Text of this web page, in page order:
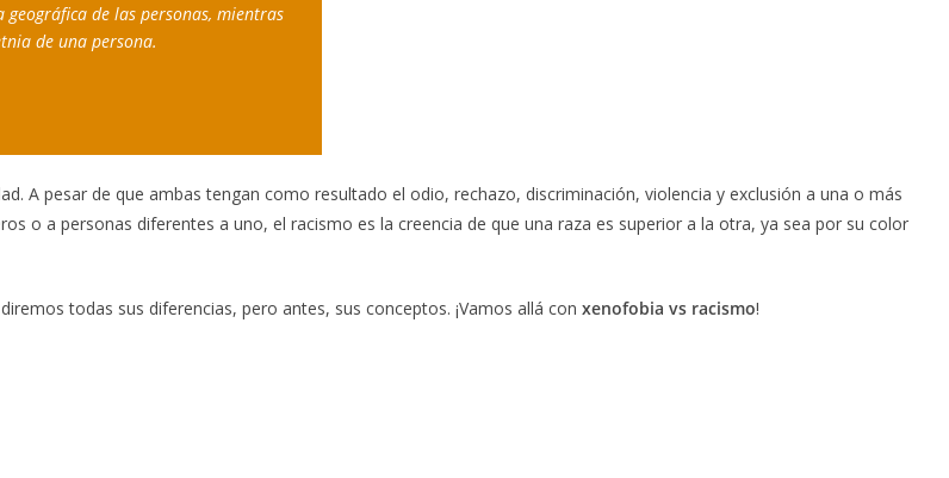
de las personas, mientras
de una persona.
A pesar de que ambas tengan como resultado el odio, rechazo, discriminación, violencia y exclusión a una o más
o a personas diferentes a uno, el racismo es la creencia de que una raza es superior a la otra, ya sea por su color
todas sus diferencias, pero antes, sus conceptos. ¡Vamos allá con xenofobia vs racismo!